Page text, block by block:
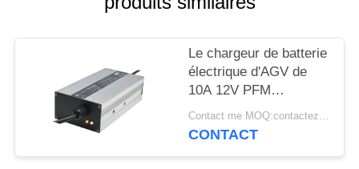
PRIVACY
POLICY
Le chargeur de batterie
électrique d'AGV de
10A 12V PFM
imperméabilisent la
catégorie IP65
Contact me MOQ:contactez-moi
CONTACT